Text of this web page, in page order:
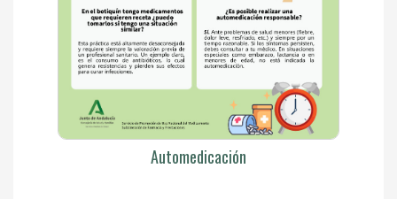
Automedicación